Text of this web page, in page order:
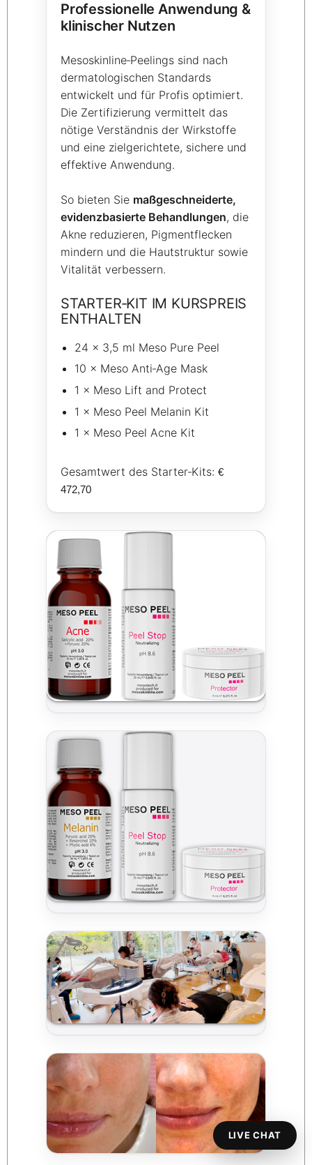
Professionelle Anwendung &
klinischer Nutzen
Mesoskinline‑Peelings sind nach
dermatologischen Standards
entwickelt und für Profis optimiert.
Die Zertifizierung vermittelt das
nötige Verständnis der Wirkstoffe
und eine zielgerichtete, sichere und
effektive Anwendung.
So bieten Sie maßgeschneiderte,
evidenzbasierte Behandlungen, die
Akne reduzieren, Pigmentflecken
mindern und die Hautstruktur sowie
Vitalität verbessern.
STARTER‑KIT IM KURSPREIS
ENTHALTEN
24 × 3,5 ml Meso Pure Peel
10 × Meso Anti‑Age Mask
1 × Meso Lift and Protect
1 × Meso Peel Melanin Kit
1 × Meso Peel Acne Kit
Gesamtwert des Starter‑Kits: €
472,70
LIVE CHAT